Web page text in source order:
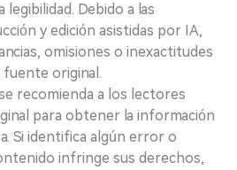
legibilidad. Debido a las
y edición asistidas por IA,
omisiones o inexactitudes
fuente original.
recomienda a los lectores
para obtener la información
Si identifica algún error o
infringe sus derechos,